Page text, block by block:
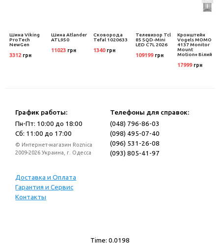
Шина Viking
ProTech
NewGen
3312 грн
Шина Atlander
ATL950
11023 грн
Сковорода
Tefal 1020633
1340 грн
Телевизор Tcl
85 SQD-Mini
LED C7L 2026
109199 грн
Кронштейн
Vogels MOMO
4137 Monitor
Mount
Motion+ Білий
17999 грн
График работы:
Пн-Пт: 10:00 до 18:00
Сб: 11:00 до 17:00
© Интернет-магазин Roznica
2009-2026 Украина, г. Одесса
Телефоны для справок:
(048) 796-86-03
(098) 495-07-40
(096) 531-26-08
(093) 805-41-97
Доставка и Оплата
Гарантия и Сервис
Контакты
Time: 0.0198